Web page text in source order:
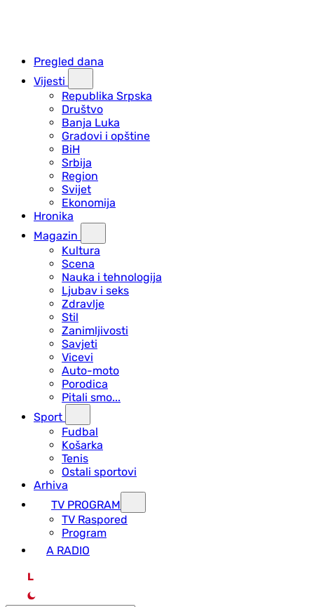
Pregled dana
Vijesti
Republika Srpska
Društvo
Banja Luka
Gradovi i opštine
BiH
Srbija
Region
Svijet
Ekonomija
Hronika
Magazin
Kultura
Scena
Nauka i tehnologija
Ljubav i seks
Zdravlje
Stil
Zanimljivosti
Savjeti
Vicevi
Auto-moto
Porodica
Pitali smo...
Sport
Fudbal
Košarka
Tenis
Ostali sportovi
Arhiva
TV PROGRAM
ТV Raspored
Program
A RADIO
L